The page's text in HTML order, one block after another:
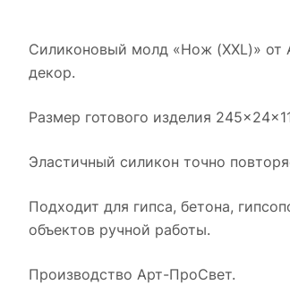
Силиконовый молд «Нож (XXL)» от
декор.
Размер готового изделия
Эластичный силикон точно
Подходит для гипса, бетона,
объектов ручной работы.
Производство Арт-ПроСвет.